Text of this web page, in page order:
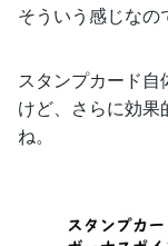
そういう感じなの
スタンプカード
けど、さらに効
ね。